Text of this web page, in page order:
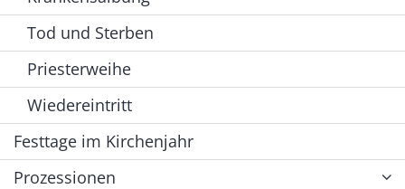
Tod und Sterben
Priesterweihe
Wiedereintritt
Festtage im Kirchenjahr
Prozessionen